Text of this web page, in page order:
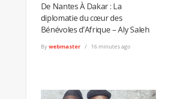
De Nantes À Dakar : La
diplomatie du cœur des
Bénévoles d’Afrique – Aly Saleh
By webmaster 16 minutes ago